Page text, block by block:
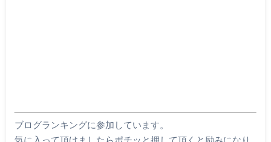
ブログランキングに参加しています。
気に入って頂けましたらポチッと押して頂くと励みになり